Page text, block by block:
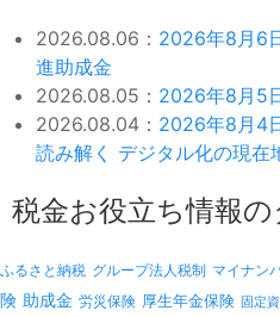
2026.08.06： 2026年8月6
進助成金
2026.08.05： 2026年8月5
2026.08.04： 2026年8月4
読み解く デジタル化の現在
税金お役立ち情報
ふるさと納税 グループ法人税制 マイナン
険 助成金 労災保険 厚生年金保険 固定